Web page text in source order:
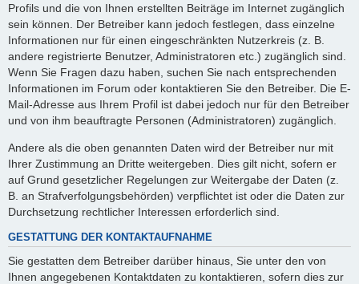
Profils und die von Ihnen erstellten Beiträge im Internet zugänglich
sein können. Der Betreiber kann jedoch festlegen, dass einzelne
Informationen nur für einen eingeschränkten Nutzerkreis (z. B.
andere registrierte Benutzer, Administratoren etc.) zugänglich sind.
Wenn Sie Fragen dazu haben, suchen Sie nach entsprechenden
Informationen im Forum oder kontaktieren Sie den Betreiber. Die E-
Mail-Adresse aus Ihrem Profil ist dabei jedoch nur für den Betreiber
und von ihm beauftragte Personen (Administratoren) zugänglich.
Andere als die oben genannten Daten wird der Betreiber nur mit
Ihrer Zustimmung an Dritte weitergeben. Dies gilt nicht, sofern er
auf Grund gesetzlicher Regelungen zur Weitergabe der Daten (z.
B. an Strafverfolgungsbehörden) verpflichtet ist oder die Daten zur
Durchsetzung rechtlicher Interessen erforderlich sind.
GESTATTUNG DER KONTAKTAUFNAHME
Sie gestatten dem Betreiber darüber hinaus, Sie unter den von
Ihnen angegebenen Kontaktdaten zu kontaktieren, sofern dies zur